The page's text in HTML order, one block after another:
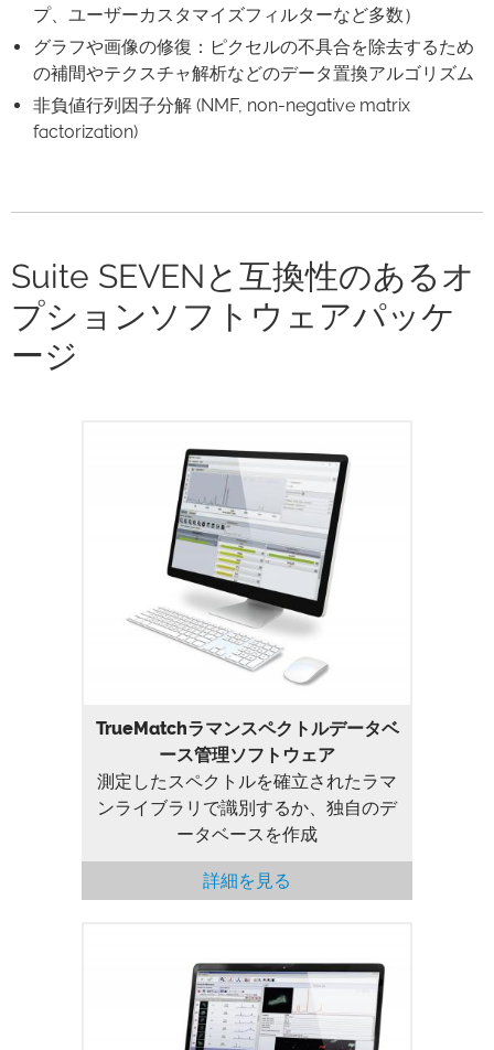
プ、ユーザーカスタマイズフィルターなど多数）
グラフや画像の修復：ピクセルの不具合を除去するため
の補間やテクスチャ解析などのデータ置換アルゴリズム
非負値行列因子分解 (NMF, non-negative matrix
factorization)
Suite SEVENと互換性のあるオ
プションソフトウェアパッケ
ージ
TrueMatchラマンスペクトル
データベース管理ソフトウェア
TrueMatchラマンスペクトルデータベ
ース管理ソフトウェア
測定したスペクトルを確立されたラマ
ンライブラリで識別するか、独自のデ
ータベースを作成
詳細を見る